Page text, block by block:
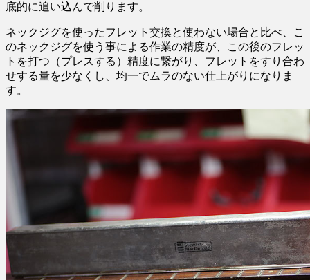
底的に追い込んで削ります。
ネックジグを使ったフレット交換と使わない場合と比べ、こ
のネックジグを使う事による作業の精度が、この後のフレッ
トを打つ（プレスする）精度に繋がり、フレットをすり合わ
せする量を少なくし、均一でムラのない仕上がりになりま
す。